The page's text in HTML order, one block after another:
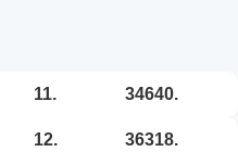
11. 34640.
12. 36318.